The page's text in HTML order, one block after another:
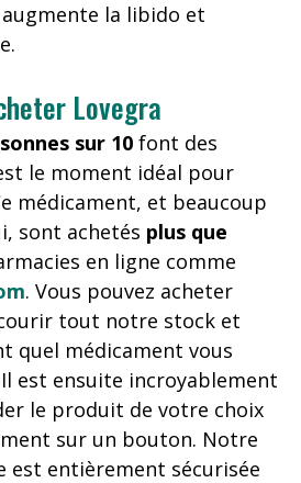
la libido et
Lovegra
sur 10 font des
le moment idéal pour
médicament, et beaucoup
sont achetés plus que
en ligne comme
. Vous pouvez acheter
tout notre stock et
quel médicament vous
est ensuite incroyablement
le produit de votre choix
sur un bouton. Notre
est entièrement sécurisée